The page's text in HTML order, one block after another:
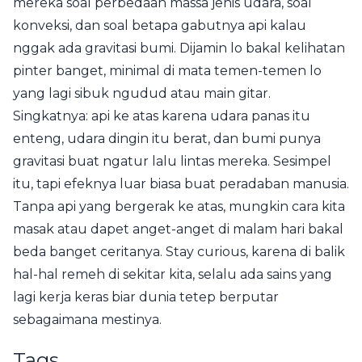
konveksi, dan soal betapa gabutnya api kalau
nggak ada gravitasi bumi. Dijamin lo bakal kelihatan
pinter banget, minimal di mata temen-temen lo
yang lagi sibuk ngudud atau main gitar.
Singkatnya: api ke atas karena udara panas itu
enteng, udara dingin itu berat, dan bumi punya
gravitasi buat ngatur lalu lintas mereka. Sesimpel
itu, tapi efeknya luar biasa buat peradaban manusia.
Tanpa api yang bergerak ke atas, mungkin cara kita
masak atau dapet anget-anget di malam hari bakal
beda banget ceritanya. Stay curious, karena di balik
hal-hal remeh di sekitar kita, selalu ada sains yang
lagi kerja keras biar dunia tetep berputar
sebagaimana mestinya.